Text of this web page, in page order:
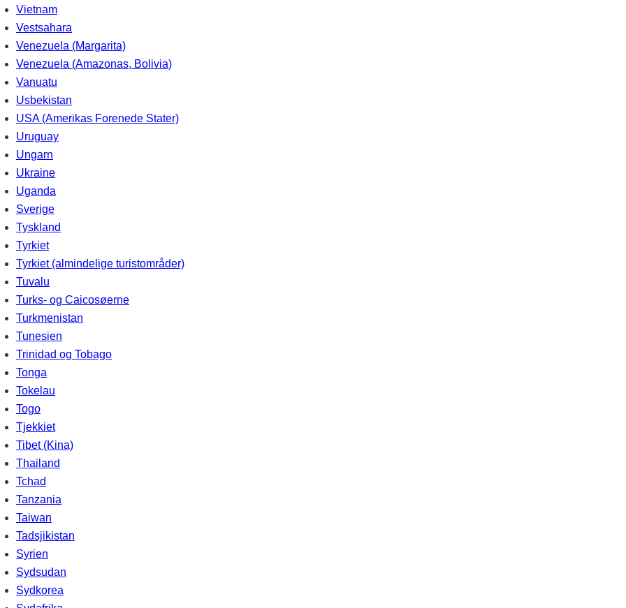
Vietnam
Vestsahara
Venezuela (Margarita)
Venezuela (Amazonas, Bolivia)
Vanuatu
Usbekistan
USA (Amerikas Forenede Stater)
Uruguay
Ungarn
Ukraine
Uganda
Sverige
Tyskland
Tyrkiet
Tyrkiet (almindelige turistområder)
Tuvalu
Turks- og Caicosøerne
Turkmenistan
Tunesien
Trinidad og Tobago
Tonga
Tokelau
Togo
Tjekkiet
Tibet (Kina)
Thailand
Tchad
Tanzania
Taiwan
Tadsjikistan
Syrien
Sydsudan
Sydkorea